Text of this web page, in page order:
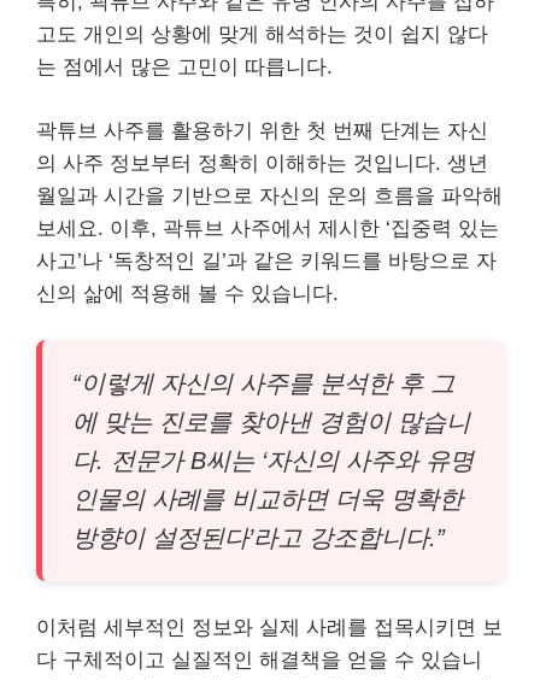
고도 개인의 상황에 맞게 해석하는 것이 쉽지 않다
는 점에서 많은 고민이 따릅니다.
곽튜브 사주를 활용하기 위한 첫 번째 단계는 자신
의 사주 정보부터 정확히 이해하는 것입니다. 생년
월일과 시간을 기반으로 자신의 운의 흐름을 파악해
보세요. 이후, 곽튜브 사주에서 제시한 ‘집중력 있는
사고’나 ‘독창적인 길’과 같은 키워드를 바탕으로 자
신의 삶에 적용해 볼 수 있습니다.
“이렇게 자신의 사주를 분석한 후 그
에 맞는 진로를 찾아낸 경험이 많습니
다. 전문가 B씨는 ‘자신의 사주와 유명
인물의 사례를 비교하면 더욱 명확한
방향이 설정된다’라고 강조합니다.”
이처럼 세부적인 정보와 실제 사례를 접목시키면 보
다 구체적이고 실질적인 해결책을 얻을 수 있습니